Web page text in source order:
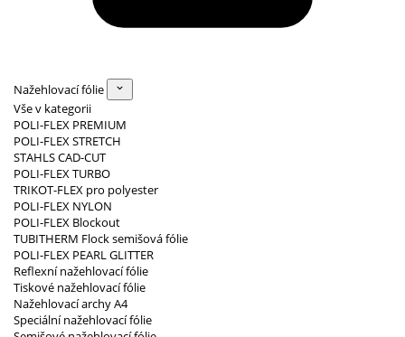
Nažehlovací fólie
Vše v kategorii
POLI-FLEX PREMIUM
POLI-FLEX STRETCH
STAHLS CAD-CUT
POLI-FLEX TURBO
TRIKOT-FLEX pro polyester
POLI-FLEX NYLON
POLI-FLEX Blockout
TUBITHERM Flock semišová fólie
POLI-FLEX PEARL GLITTER
Reflexní nažehlovací fólie
Tiskové nažehlovací fólie
Nažehlovací archy A4
Speciální nažehlovací fólie